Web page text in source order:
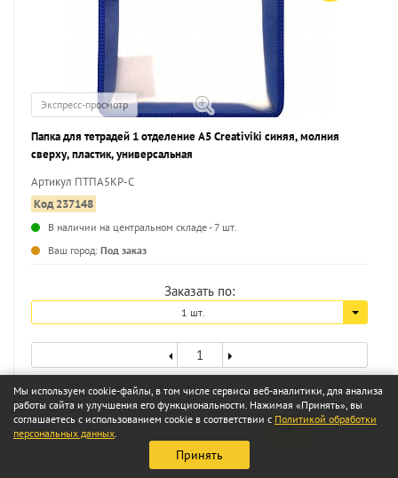
Экспресс-просмотр
Папка для тетрадей 1 отделение А5 Creativiki синяя, молния
сверху, пластик, универсальная
Артикул ПТПА5КР-С
Код 237148
В наличии на центральном складе - 7 шт.
Ваш город: Под заказ
Заказать по:
1 шт.
98 a
18703 a
Мы используем cookie-файлы, в том числе сервисы веб-аналитики, для анализа
работы сайта и улучшения его функциональности. Нажимая «Принять», вы
соглашаетесь с использованием cookie в соответствии с Политикой обработки
персональных данных.
Принять